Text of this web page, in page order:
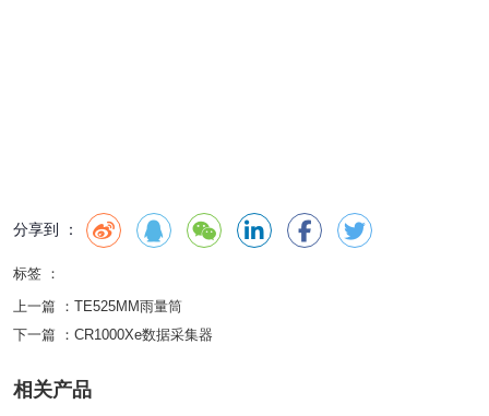
分享到 ：
标签 ：
上一篇 ： TE525MM雨量筒
下一篇 ： CR1000Xe数据采集器
相关产品